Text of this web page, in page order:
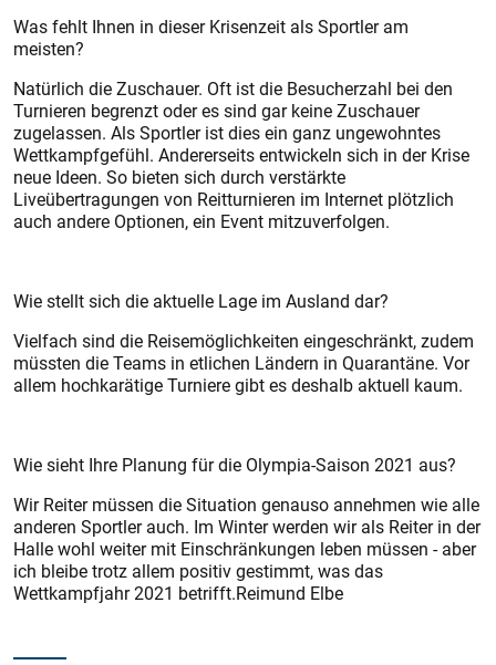
Was fehlt Ihnen in dieser Krisenzeit als Sportler am
meisten?
Natürlich die Zuschauer. Oft ist die Besucherzahl bei den
Turnieren begrenzt oder es sind gar keine Zuschauer
zugelassen. Als Sportler ist dies ein ganz ungewohntes
Wettkampfgefühl. Andererseits entwickeln sich in der Krise
neue Ideen. So bieten sich durch verstärkte
Liveübertragungen von Reitturnieren im Internet plötzlich
auch andere Optionen, ein Event mitzuverfolgen.
Wie stellt sich die aktuelle Lage im Ausland dar?
Vielfach sind die Reisemöglichkeiten eingeschränkt, zudem
müssten die Teams in etlichen Ländern in Quarantäne. Vor
allem hochkarätige Turniere gibt es deshalb aktuell kaum.
Wie sieht Ihre Planung für die Olympia-Saison 2021 aus?
Wir Reiter müssen die Situation genauso annehmen wie alle
anderen Sportler auch. Im Winter werden wir als Reiter in der
Halle wohl weiter mit Einschränkungen leben müssen - aber
ich bleibe trotz allem positiv gestimmt, was das
Wettkampfjahr 2021 betrifft.Reimund Elbe